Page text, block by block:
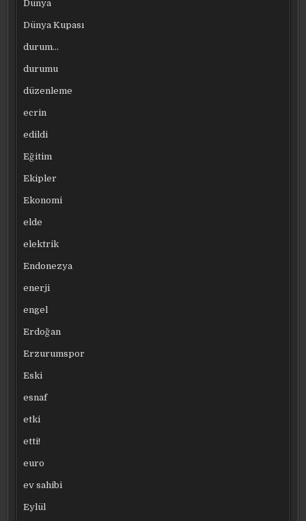
Dünya
Dünya Kupası
durum…
durumu
düzenleme
ecrin
edildi
Eğitim
Ekipler
Ekonomi
elde
elektrik
Endonezya
enerji
engel
Erdoğan
Erzurumspor
Eski
esnaf
etki
etti!
euro
ev sahibi
Eylül